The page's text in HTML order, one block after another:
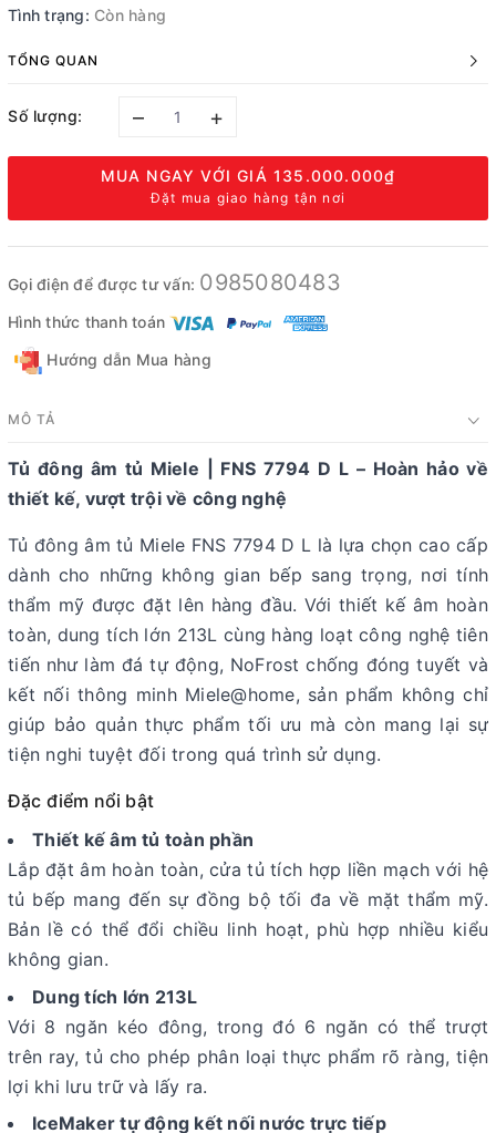
Tình trạng: Còn hàng
TỔNG QUAN
Số lượng: – +
MUA NGAY VỚI GIÁ 135.000.000₫
Đặt mua giao hàng tận nơi
Gọi điện để được tư vấn: 0985080483
Hình thức thanh toán
Hướng dẫn Mua hàng
MÔ TẢ
Tủ đông âm tủ Miele | FNS 7794 D L – Hoàn hảo về
thiết kế, vượt trội về công nghệ
Tủ đông âm tủ Miele FNS 7794 D L là lựa chọn cao cấp
dành cho những không gian bếp sang trọng, nơi tính
thẩm mỹ được đặt lên hàng đầu. Với thiết kế âm hoàn
toàn, dung tích lớn 213L cùng hàng loạt công nghệ tiên
tiến như làm đá tự động, NoFrost chống đóng tuyết và
kết nối thông minh Miele@home, sản phẩm không chỉ
giúp bảo quản thực phẩm tối ưu mà còn mang lại sự
tiện nghi tuyệt đối trong quá trình sử dụng.
Đặc điểm nổi bật
Thiết kế âm tủ toàn phần
Lắp đặt âm hoàn toàn, cửa tủ tích hợp liền mạch với hệ
tủ bếp mang đến sự đồng bộ tối đa về mặt thẩm mỹ.
Bản lề có thể đổi chiều linh hoạt, phù hợp nhiều kiểu
không gian.
Dung tích lớn 213L
Với 8 ngăn kéo đông, trong đó 6 ngăn có thể trượt
trên ray, tủ cho phép phân loại thực phẩm rõ ràng, tiện
lợi khi lưu trữ và lấy ra.
IceMaker tự động kết nối nước trực tiếp